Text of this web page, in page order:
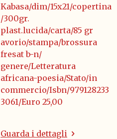
Kabasa/dim/15x21/copertina
/300gr.
plast.lucida/carta/85 gr
avorio/stampa/brossura
fresat b-n/
genere/Letteratura
africana-poesia/Stato/in
commercio/Isbn/979128233
3061/Euro 25,00
Guarda i dettagli